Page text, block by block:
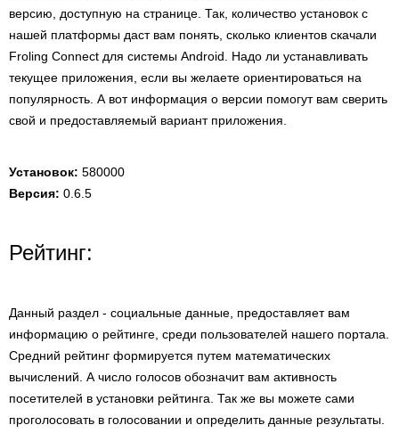
версию, доступную на странице. Так, количество установок с
нашей платформы даст вам понять, сколько клиентов скачали
Froling Connect для системы Android. Надо ли устанавливать
текущее приложения, если вы желаете ориентироваться на
популярность. А вот информация о версии помогут вам сверить
свой и предоставляемый вариант приложения.
Установок: 580000
Версия: 0.6.5
Рейтинг:
Данный раздел - социальные данные, предоставляет вам
информацию о рейтинге, среди пользователей нашего портала.
Средний рейтинг формируется путем математических
вычислений. А число голосов обозначит вам активность
посетителей в установки рейтинга. Так же вы можете сами
проголосовать в голосовании и определить данные результаты.